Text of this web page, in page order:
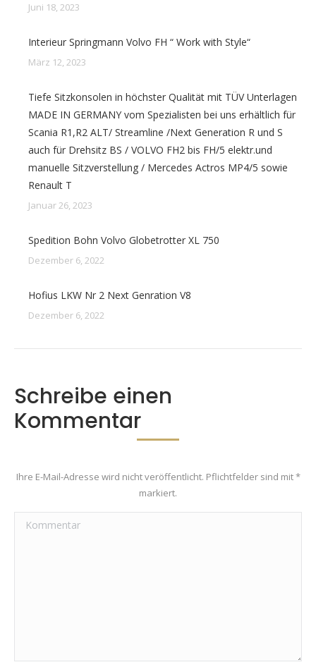
Juni 18, 2023
Interieur Springmann Volvo FH “ Work with Style“
März 12, 2023
Tiefe Sitzkonsolen in höchster Qualität mit TÜV Unterlagen
MADE IN GERMANY vom Spezialisten bei uns erhältlich für
Scania R1,R2 ALT/ Streamline /Next Generation R und S
auch für Drehsitz BS / VOLVO FH2 bis FH/5 elektr.und
manuelle Sitzverstellung / Mercedes Actros MP4/5 sowie
Renault T
Januar 26, 2023
Spedition Bohn Volvo Globetrotter XL 750
Dezember 6, 2022
Hofius LKW Nr 2 Next Genration V8
Dezember 6, 2022
Schreibe einen
Kommentar
Ihre E-Mail-Adresse wird nicht veröffentlicht. Pflichtfelder sind mit*
markiert.
Kommentar